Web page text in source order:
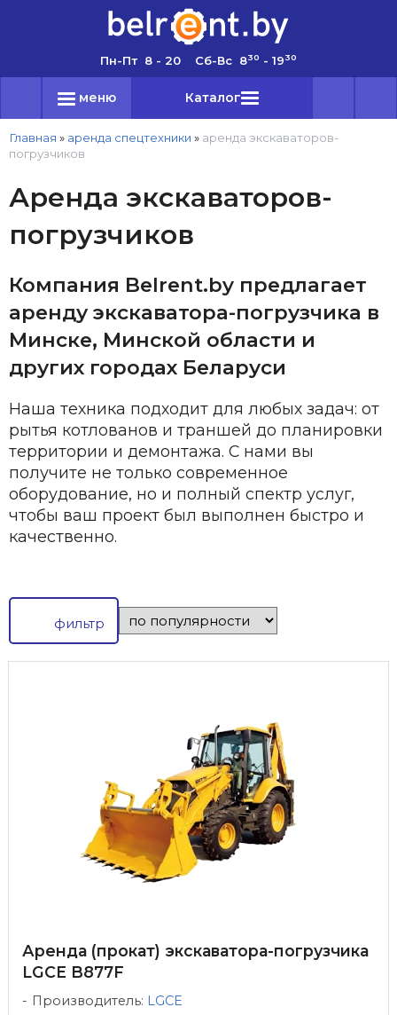
Пн-Пт 8 - 20 Сб-Вс 830 - 1930
меню Каталог
Главная » аренда спецтехники » аренда экскаваторов-
погрузчиков
Аренда экскаваторов-
погрузчиков
Компания Belrent.by предлагает
аренду экскаватора-погрузчика в
Минске, Минской области и
других городах Беларуси
Наша техника подходит для любых задач: от
рытья котлованов и траншей до планировки
территории и демонтажа. С нами вы
получите не только современное
оборудование, но и полный спектр услуг,
чтобы ваш проект был выполнен быстро и
качественно.
фильтр
Аренда (прокат) экскаватора-погрузчика
LGCE B877F
Производитель: LGCE